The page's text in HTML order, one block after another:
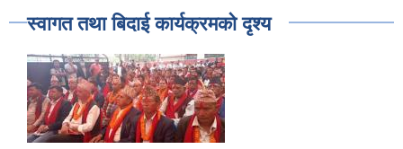
स्वागत तथा बिदाई कार्यक्रमको दृश्य